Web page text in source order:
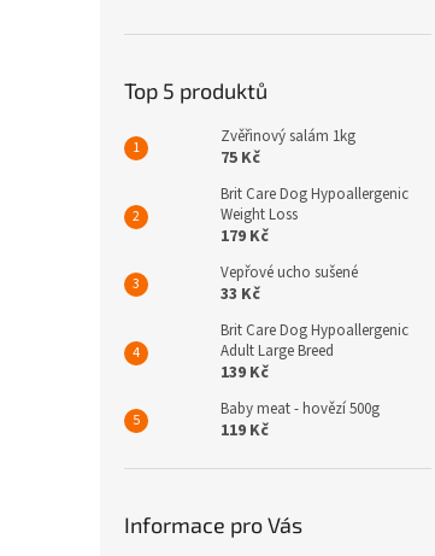
Top 5 produktů
Zvěřinový salám 1kg
75 Kč
Brit Care Dog Hypoallergenic
Weight Loss
179 Kč
Vepřové ucho sušené
33 Kč
Brit Care Dog Hypoallergenic
Adult Large Breed
139 Kč
Baby meat - hovězí 500g
119 Kč
Informace pro Vás